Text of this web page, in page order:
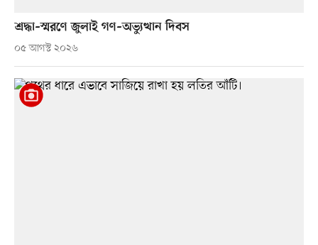
শ্রদ্ধা–স্মরণে জুলাই গণ–অভ্যুত্থান দিবস
০৫ আগস্ট ২০২৬